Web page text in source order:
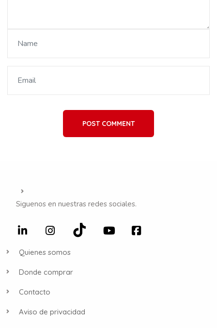
POST COMMENT
Siguenos en nuestras redes sociales.
Quienes somos
Donde comprar
Contacto
Aviso de privacidad